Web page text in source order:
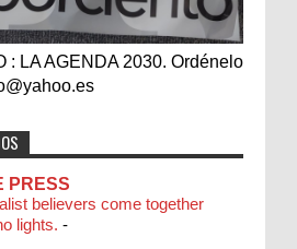
: LA AGENDA 2030. Ordénelo
PRESS
believers come together
lights. -